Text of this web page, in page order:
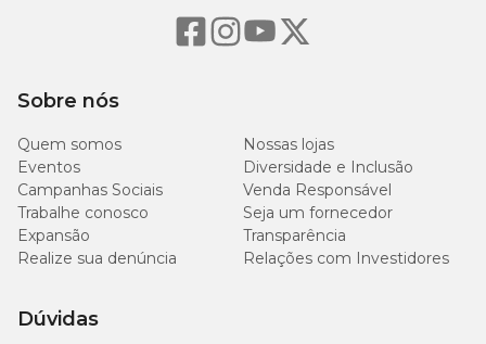
Sobre nós
Quem somos
Nossas lojas
Eventos
Diversidade e Inclusão
Campanhas Sociais
Venda Responsável
Trabalhe conosco
Seja um fornecedor
Expansão
Transparência
Realize sua denúncia
Relações com Investidores
Dúvidas